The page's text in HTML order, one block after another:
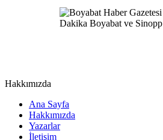
Hakkımızda
Ana Sayfa
Hakkımızda
Yazarlar
İletişim